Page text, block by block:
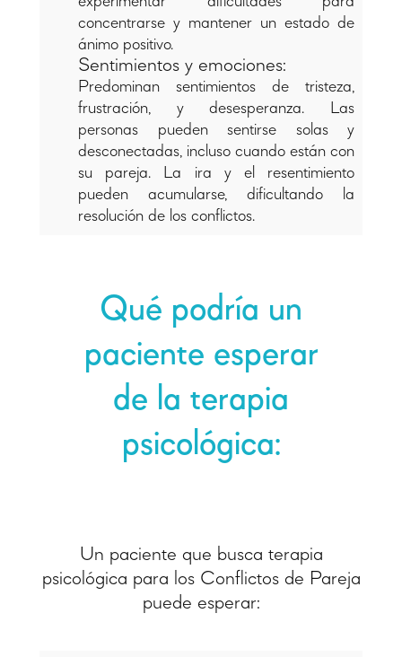
concentrarse y mantener un estado de
ánimo positivo.
Sentimientos y emociones:
Predominan sentimientos de tristeza,
frustración, y desesperanza. Las
personas pueden sentirse solas y
desconectadas, incluso cuando están con
su pareja. La ira y el resentimiento
pueden acumularse, dificultando la
resolución de los conflictos.
Qué podría un
paciente esperar
de la terapia
psicológica:
Un paciente que busca terapia
psicológica para los Conflictos de Pareja
puede esperar: